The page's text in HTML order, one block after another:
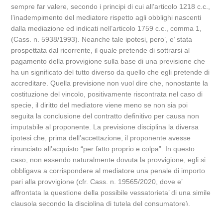
sempre far valere, secondo i principi di cui all’articolo 1218 c.c.,
l’inadempimento del mediatore rispetto agli obblighi nascenti
dalla mediazione ed indicati nell’articolo 1759 c.c., comma 1,
(Cass. n. 5938/1993). Neanche tale ipotesi, pero’, e’ stata
prospettata dal ricorrente, il quale pretende di sottrarsi al
pagamento della provvigione sulla base di una previsione che
ha un significato del tutto diverso da quello che egli pretende di
accreditare. Quella previsione non vuol dire che, nonostante la
costituzione del vincolo, positivamente riscontrata nel caso di
specie, il diritto del mediatore viene meno se non sia poi
seguita la conclusione del contratto definitivo per causa non
imputabile al proponente. La previsione disciplina la diversa
ipotesi che, prima dell’accettazione, il proponente avesse
rinunciato all’acquisto “per fatto proprio e colpa”. In questo
caso, non essendo naturalmente dovuta la provvigione, egli si
obbligava a corrispondere al mediatore una penale di importo
pari alla provvigione (cfr. Cass. n. 19565/2020, dove e’
affrontata la questione della possibile vessatorieta’ di una simile
clausola secondo la disciplina di tutela del consumatore).